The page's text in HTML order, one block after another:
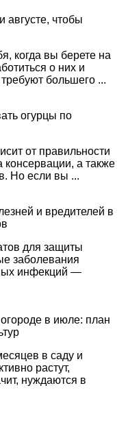
августе, чтобы
когда вы берете на
о них и
большего ...
огурцы по
от правильности
консервации, а также
Но если вы ...
и вредителей в
для защиты
заболевания
инфекций —
в июле: план
в саду и
растут,
нуждаются в